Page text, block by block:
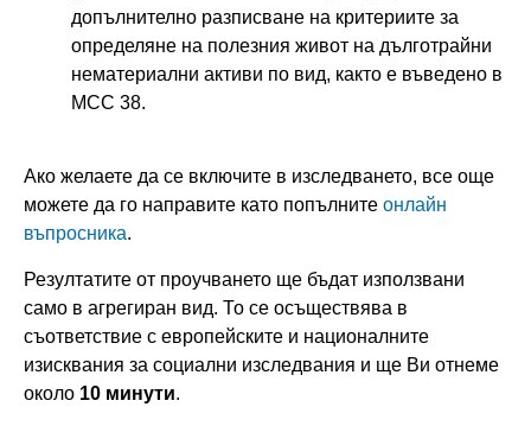
допълнително разписване на критериите за
определяне на полезния живот на дълготрайни
нематериални активи по вид, както е въведено в
МСС 38.
Ако желаете да се включите в изследването, все още
можете да го направите като попълните онлайн
въпросника.
Резултатите от проучването ще бъдат използвани
само в агрегиран вид. То се осъществява в
съответствие с европейските и националните
изисквания за социални изследвания и ще Ви отнеме
около 10 минути.